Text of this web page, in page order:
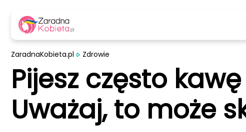
ZaradnaKobieta.pl Zdrowie
Pijesz często
Uważaj, to może